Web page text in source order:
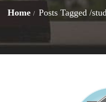
Home Posts Tagged /